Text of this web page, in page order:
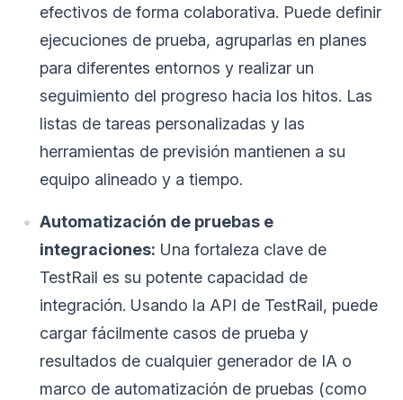
efectivos de forma colaborativa. Puede definir
ejecuciones de prueba, agruparlas en planes
para diferentes entornos y realizar un
seguimiento del progreso hacia los hitos. Las
listas de tareas personalizadas y las
herramientas de previsión mantienen a su
equipo alineado y a tiempo.
Automatización de pruebas e
integraciones: Una fortaleza clave de
TestRail es su potente capacidad de
integración. Usando la API de TestRail, puede
cargar fácilmente casos de prueba y
resultados de cualquier generador de IA o
marco de automatización de pruebas (como